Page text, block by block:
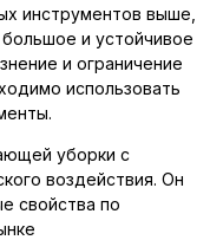
инструментов выше,
и устойчивое
и ограничение
использовать
уборки с
воздействия. Он
свойства по